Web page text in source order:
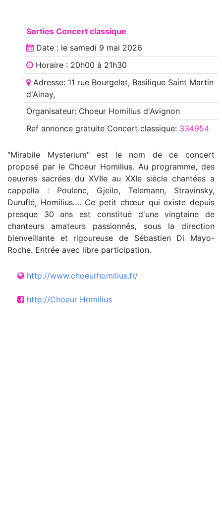
Sorties Concert classique
Date : le samedi 9 mai 2026
Horaire : 20h00 à 21h30
Adresse: 11 rue Bourgelat, Basilique Saint Martin
d'Ainay,
Organisateur: Choeur Homilius d'Avignon
Ref annoncegratuite Concert classique: 334954
"Mirabile Mysterium" est le nom de ce concert
proposé par le Choeur Homilius. Au programme, des
oeuvres sacrées du XVIIe au XXIe siècle chantées a
cappella : Poulenc, Gjeilo, Telemann, Stravinsky,
Duruflé, Homilius…. Ce petit chœur qui existe depuis
presque 30 ans est constitué d'une vingtaine de
chanteurs amateurs passionnés, sous la direction
bienveillante et rigoureuse de Sébastien Di Mayo-
Roche. Entrée avec libre participation.
http://www.choeurhomilius.fr/
http://Choeur Homilius